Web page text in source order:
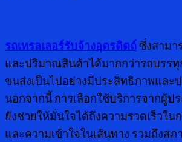
รถเทรลเลอร์รับจ้างอุตรดิตถ์ซึ่งสามา
และปริมาณสินค้าได้มากกว่ารถบรรทุ
ขนส่งเป็นไปอย่างมีประสิทธิภาพและ
นอกจากนี้ การเลือกใช้บริการจากผู้ป
ยังช่วยให้มั่นใจได้ถึงความรวดเร็วใน
และความเข้าใจในเส้นทาง รวมถึงส